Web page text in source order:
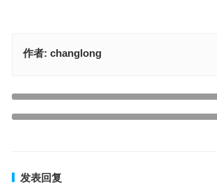
作者: changlong
发表回复